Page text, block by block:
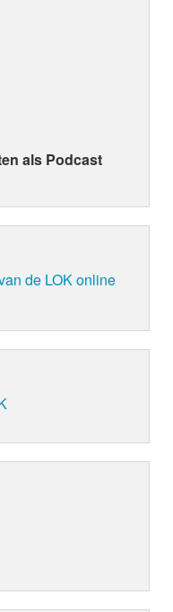
als Podcast
de LOK online